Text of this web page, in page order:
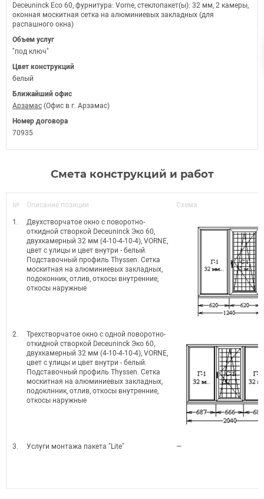
Deceuninck Eco 60, фурнитура: Vorne, стеклопакет(ы): 32 мм, 2 камеры,
оконная москитная сетка на алюминиевых закладных (для
распашного окна)
Объем услуг
"под ключ"
Цвет конструкций
белый
Ближайший офис
Арзамас (Офис в г. Арзамас)
Номер договора
70935
Смета конструкций и работ
№ Описание позиции Схема
1.
Двухстворчатое окно с поворотно-
откидной створкой Deceuninck Эко 60,
двухкамерный 32 мм (4-10-4-10-4), VORNE,
цвет с улицы и цвет внутри - белый.
Подставочный профиль Thyssen. Сетка
москитная на алюминиевых закладных,
подоконник, отлив, откосы внутренние,
откосы наружные
2.
Трехстворчатое окно с одной поворотно-
откидной створкой Deceuninck Эко 60,
двухкамерный 32 мм (4-10-4-10-4), VORNE,
цвет с улицы и цвет внутри - белый.
Подставочный профиль Thyssen. Сетка
москитная на алюминиевых закладных,
подоклнник, отлив, откосы внутренние,
откосы наружные
3. Услуги монтажа пакета "Lite" —